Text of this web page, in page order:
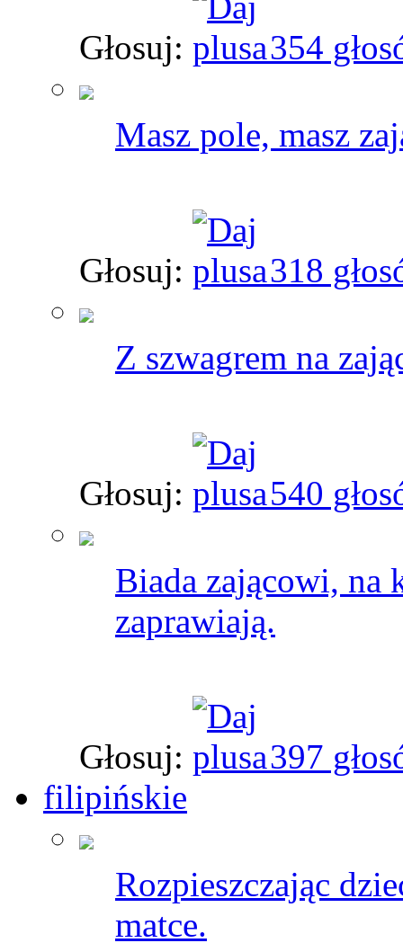
Głosuj: 354
Masz pole, masz
Głosuj: 318
Z szwagrem na
Głosuj: 540
Biada zającowi, na
zaprawiają.
Głosuj:
397
filipińskie
Rozpieszczając
matce.